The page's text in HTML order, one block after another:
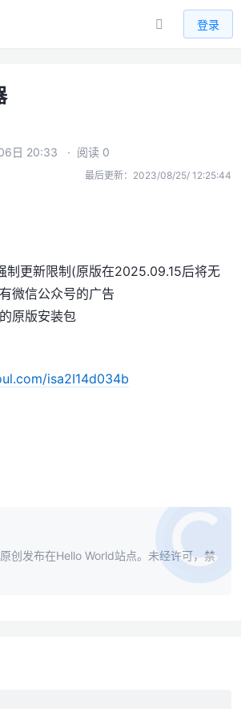
登录
日 20:33 · 阅读 0
最后更新：2023/08/25/ 12:25:44
制更新限制(原版在2025.09.15后将无
微信公众号的广告
原版安装包
isa2I14d034b
原创发布在Hello World站点。未经许可，禁